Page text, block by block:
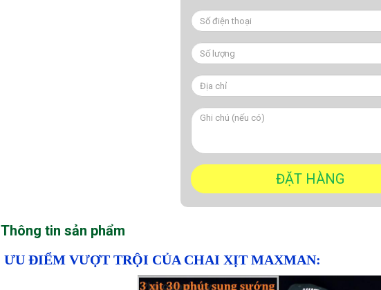
Thông tin sản phẩm
ƯU ĐIỂM VƯỢT TRỘI CỦA CHAI XỊT MAXMAN: